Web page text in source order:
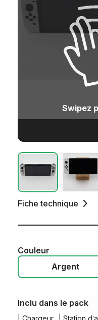
Swipez
Fiche technique
Couleur
Argent
Inclu dans le pack